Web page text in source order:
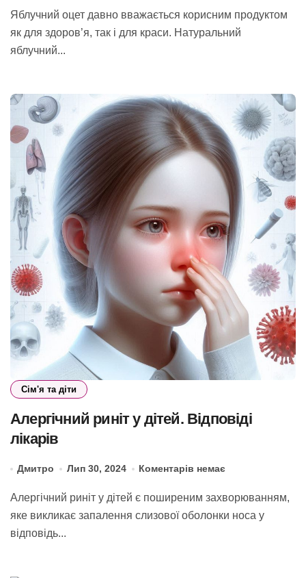
Яблучний оцет давно вважається корисним продуктом
як для здоров’я, так і для краси. Натуральний
яблучний...
Сім'я та діти
Алергічний риніт у дітей. Відповіді
лікарів
Дмитро Лип 30, 2024 Коментарів немає
Алергічний риніт у дітей є поширеним захворюванням,
яке викликає запалення слизової оболонки носа у
відповідь...